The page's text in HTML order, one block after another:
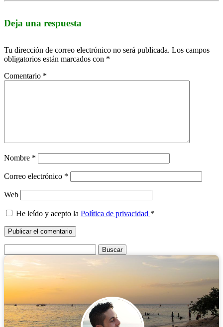
Deja una respuesta
Tu dirección de correo electrónico no será publicada. Los campos
obligatorios están marcados con *
Comentario *
Nombre *
Correo electrónico *
Web
He leído y acepto la Política de privacidad *